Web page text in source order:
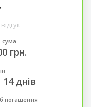
відгук
сума
грн.
14 днів
погашення